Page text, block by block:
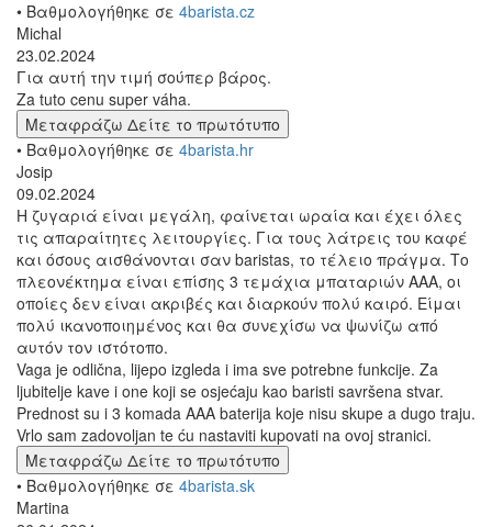
• Βαθμολογήθηκε σε 4barista.cz
Michal
23.02.2024
Για αυτή την τιμή σούπερ βάρος.
Za tuto cenu super váha.
Μεταφράζω Δείτε το πρωτότυπο
• Βαθμολογήθηκε σε 4barista.hr
Josip
09.02.2024
Η ζυγαριά είναι μεγάλη, φαίνεται ωραία και έχει όλες
τις απαραίτητες λειτουργίες. Για τους λάτρεις του καφέ
και όσους αισθάνονται σαν baristas, το τέλειο πράγμα. Το
πλεονέκτημα είναι επίσης 3 τεμάχια μπαταριών ΑΑΑ, οι
οποίες δεν είναι ακριβές και διαρκούν πολύ καιρό. Είμαι
πολύ ικανοποιημένος και θα συνεχίσω να ψωνίζω από
αυτόν τον ιστότοπο.
Vaga je odlična, lijepo izgleda i ima sve potrebne funkcije. Za
ljubitelje kave i one koji se osjećaju kao baristi savršena stvar.
Prednost su i 3 komada AAA baterija koje nisu skupe a dugo traju.
Vrlo sam zadovoljan te ću nastaviti kupovati na ovoj stranici.
Μεταφράζω Δείτε το πρωτότυπο
• Βαθμολογήθηκε σε 4barista.sk
Martina